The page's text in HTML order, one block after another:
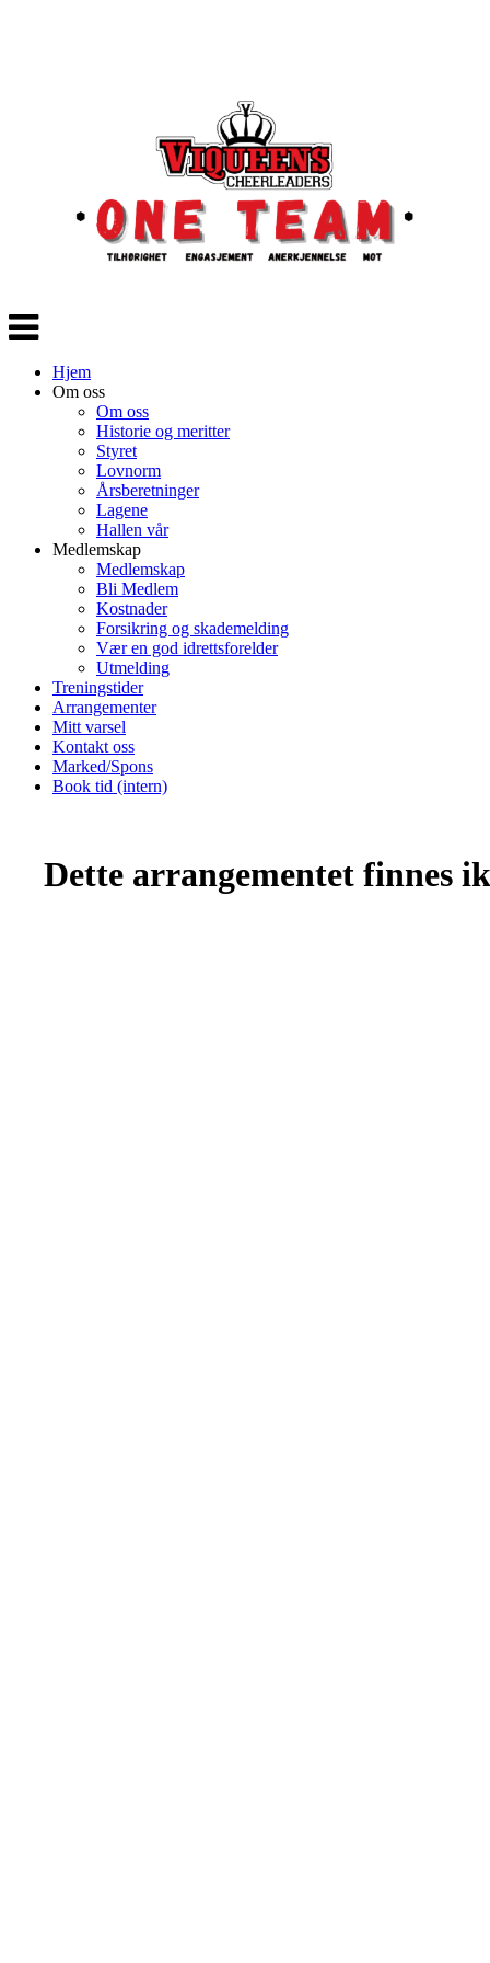
Veksle
navigasjon
Hjem
Om oss
Om oss
Historie og meritter
Styret
Lovnorm
Årsberetninger
Lagene
Hallen vår
Medlemskap
Medlemskap
Bli Medlem
Kostnader
Forsikring og skademelding
Vær en god idrettsforelder
Utmelding
Treningstider
Arrangementer
Mitt varsel
Kontakt oss
Marked/Spons
Book tid (intern)
Dette arrangementet finnes